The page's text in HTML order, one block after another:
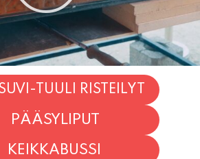
TUULI RISTEILYT
PÄÄSYLIPUT
KEIKKABUSSI